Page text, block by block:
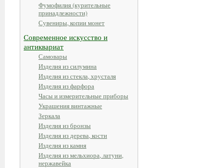
Фумофилия (курительные
принадлежности)
Сувениры, копии монет
Современное искусство и
антиквариат
Самовары
Изделия из силумина
Изделия из стекла, хрусталя
Изделия из фарфора
Часы и измерительные приборы
Украшения винтажные
Зеркала
Изделия из бронзы
Изделия из дерева, кости
Изделия из камня
Изделия из мельхиора, латуни,
нержавейка